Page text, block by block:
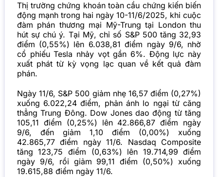
Thị trường chứng khoán toàn cầu chứng kiến biến
động mạnh trong hai ngày 10-11/6/2025, khi cuộc
đàm phán thương mại Mỹ-Trung tại London thu
hút sự chú ý. Tại Mỹ, chỉ số S&P 500 tăng 32,93
điểm (0,55%) lên 6.038,81 điểm ngày 9/6, nhờ
cổ phiếu Tesla nhảy vọt gần 6%. Động lực này
xuất phát từ kỳ vọng lạc quan về kết quả đàm
phán.
Ngày 11/6, S&P 500 giảm nhẹ 16,57 điểm (0,27%)
xuống 6.022,24 điểm, phản ánh lo ngại từ căng
thẳng Trung Đông. Dow Jones dao động từ tăng
105,11 điểm (0,25%) lên 42.866,87 điểm ngày
9/6, đến giảm 1,10 điểm (0,00%) xuống
42.865,77 điểm ngày 11/6. Nasdaq Composite
tăng 123,75 điểm (0,63%) lên 19.714,99 điểm
ngày 9/6, rồi giảm 99,11 điểm (0,50%) xuống
19.615,88 điểm ngày 11/6.